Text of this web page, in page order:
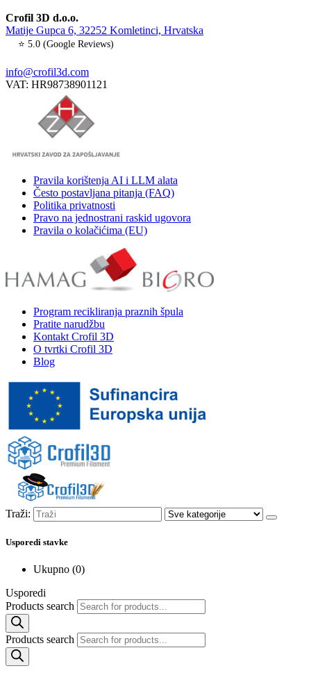
Crofil 3D d.o.o.
Matije Gupca 6, 32252 Komletinci, Hrvatska
⭐ 5.0 (Google Reviews)
info@crofil3d.com
VAT: HR98738901121
Pravila korištenja AI i LLM alata
Često postavljana pitanja (FAQ)
Politika privatnosti
Pravo na jednostrani raskid ugovora
Pravila o kolačićima (EU)
Program recikliranja praznih špula
Pratite narudžbu
Kontakt Crofil 3D
O tvrtki Crofil 3D
Blog
Traži:
Usporedi stavke
Ukupno (0)
Usporedi
Products search
Products search